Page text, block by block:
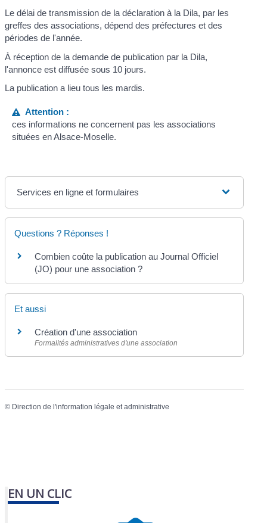
Le délai de transmission de la déclaration à la Dila, par les
greffes des associations, dépend des préfectures et des
périodes de l'année.
À réception de la demande de publication par la Dila,
l'annonce est diffusée sous 10 jours.
La publication a lieu tous les mardis.
Attention :
ces informations ne concernent pas les associations
situées en Alsace-Moselle.
Services en ligne et formulaires
Questions ? Réponses !
Combien coûte la publication au Journal Officiel
(JO) pour une association ?
Et aussi
Création d'une association
Formalités administratives d'une association
© Direction de l'information légale et administrative
EN UN CLIC